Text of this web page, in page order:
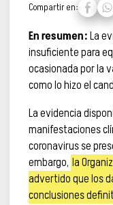
Compartir en:
En resumen:La
insuficiente para
ocasionada por la
como lo hizo el
La evidencia
manifestaciones
coronavirus se
embargo, la
advertido que los
conclusiones